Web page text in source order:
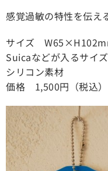
感覚過敏の特性を伝え
サイズ
Suicaなどが入るサイズ
シリコン素材
価格 1,500円（税込）